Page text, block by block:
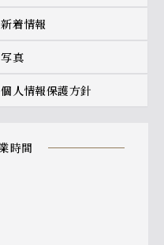
新着情報
写真
個人情報保護方針
時間